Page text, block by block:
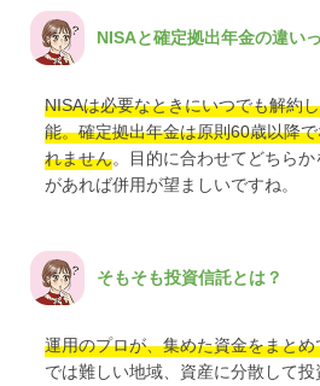
NISAと確定拠出年金の違い
NISAは必要なときにいつでも解約
能。確定拠出年金は原則60歳以降
れません。目的に合わせてどちら
があれば併用が望ましいですね。
そもそも投資信託とは？
運用のプロが、集めた資金をまとめ
では難しい地域、資産に分散して